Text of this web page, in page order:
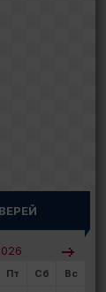
Пт Сб Вс